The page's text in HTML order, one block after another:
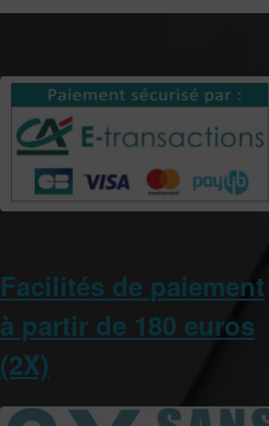
Facilités de paiement
à partir de 180 euros
(2X)